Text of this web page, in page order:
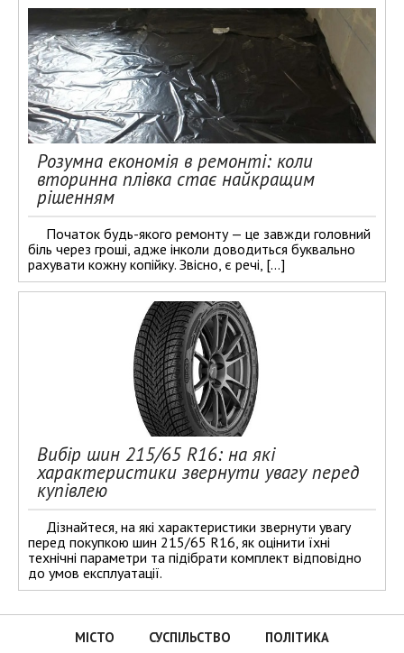
Розумна економія в ремонті: коли
вторинна плівка стає найкращим
рішенням
Початок будь-якого ремонту — це завжди головний
біль через гроші, адже інколи доводиться буквально
рахувати кожну копійку. Звісно, є речі, […]
Вибір шин 215/65 R16: на які
характеристики звернути увагу перед
купівлею
Дізнайтеся, на які характеристики звернути увагу
перед покупкою шин 215/65 R16, як оцінити їхні
технічні параметри та підібрати комплект відповідно
до умов експлуатації.
МІСТО СУСПІЛЬСТВО ПОЛІТИКА